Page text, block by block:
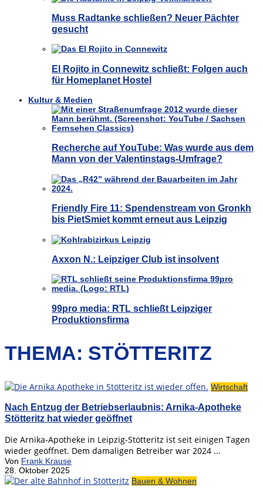
Muss Radtanke schließen? Neuer Pächter
gesucht
El Rojito in Connewitz schließt: Folgen auch
für Homeplanet Hostel
Kultur & Medien
Recherche auf YouTube: Was wurde aus dem
Mann von der Valentinstags-Umfrage?
Friendly Fire 11: Spendenstream von Gronkh
bis PietSmiet kommt erneut aus Leipzig
Axxon N.: Leipziger Club ist insolvent
99pro media: RTL schließt Leipziger
Produktionsfirma
THEMA: STÖTTERITZ
Wirtschaft
Nach Entzug der Betriebserlaubnis: Arnika-Apotheke
Stötteritz hat wieder geöffnet
Die Arnika-Apotheke in Leipzig-Stötteritz ist seit einigen Tagen
wieder geöffnet. Dem damaligen Betreiber war 2024 ...
Von Frank Krause
28. Oktober 2025
Bauen & Wohnen